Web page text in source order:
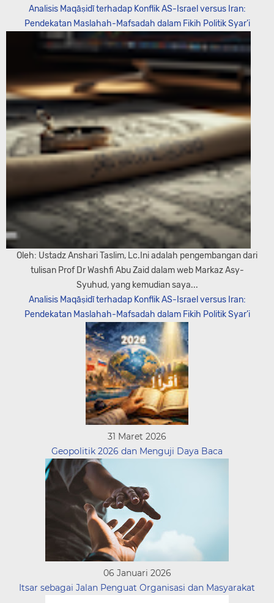
Analisis Maqāṣidī terhadap Konflik AS-Israel versus Iran:
Pendekatan Maslahah-Mafsadah dalam Fikih Politik Syar’i
Oleh: Ustadz Anshari Taslim, Lc.Ini adalah pengembangan dari
tulisan Prof Dr Washfi Abu Zaid dalam web Markaz Asy-
Syuhud, yang kemudian saya...
Analisis Maqāṣidī terhadap Konflik AS-Israel versus Iran:
Pendekatan Maslahah-Mafsadah dalam Fikih Politik Syar’i
31 Maret 2026
Geopolitik 2026 dan Menguji Daya Baca
06 Januari 2026
Itsar sebagai Jalan Penguat Organisasi dan Masyarakat